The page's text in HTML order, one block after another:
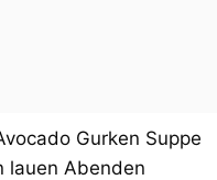
Gurken Suppe
lauen Abenden